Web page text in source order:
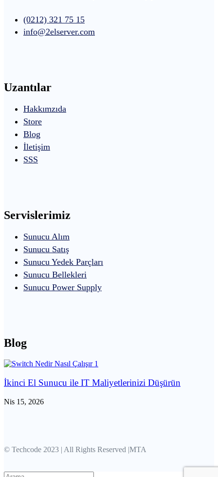
(0212) 321 75 15
info@2elserver.com
Uzantılar
Hakkımzıda
Store
Blog
İletişim
SSS
Servislerimiz
Sunucu Alım
Sunucu Satış
Sunucu Yedek Parçları
Sunucu Bellekleri
Sunucu Power Supply
Blog
İkinci El Sunucu ile IT Maliyetlerinizi Düşürün
Nis 15, 2026
© Techcode 2023 | All Rights Reserved |MTA